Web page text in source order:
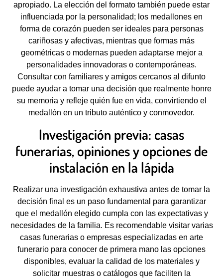
apropiado. La elección del formato también puede estar
influenciada por la personalidad; los medallones en
forma de corazón pueden ser ideales para personas
cariñosas y afectivas, mientras que formas más
geométricas o modernas pueden adaptarse mejor a
personalidades innovadoras o contemporáneas.
Consultar con familiares y amigos cercanos al difunto
puede ayudar a tomar una decisión que realmente honre
su memoria y refleje quién fue en vida, convirtiendo el
medallón en un tributo auténtico y conmovedor.
Investigación previa: casas
funerarias, opiniones y opciones de
instalación en la lápida
Realizar una investigación exhaustiva antes de tomar la
decisión final es un paso fundamental para garantizar
que el medallón elegido cumpla con las expectativas y
necesidades de la familia. Es recomendable visitar varias
casas funerarias o empresas especializadas en arte
funerario para conocer de primera mano las opciones
disponibles, evaluar la calidad de los materiales y
solicitar muestras o catálogos que faciliten la